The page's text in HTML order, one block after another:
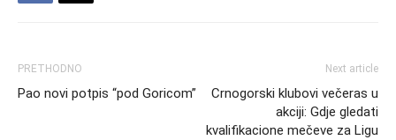
PRETHODNO
Pao novi potpis “pod Goricom”
Next article
Crnogorski klubovi večeras u
akciji: Gdje gledati
kvalifikacione mečeve za Ligu